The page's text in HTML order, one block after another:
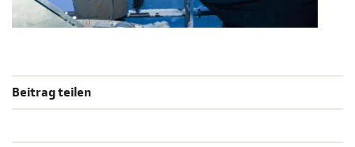
Beitrag teilen